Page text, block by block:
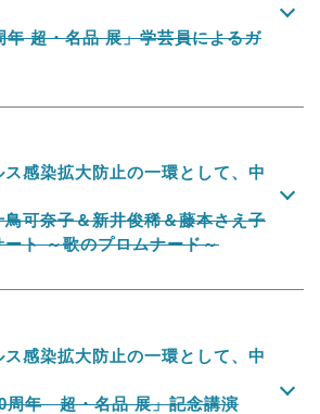
年 超・名品 展」学芸員によるガ
感染拡大防止の一環として、中
可奈子＆新井俊稀＆藤本さえ子
ト ～歌のプロムナード～
感染拡大防止の一環として、中
年 超・名品 展」記念講演